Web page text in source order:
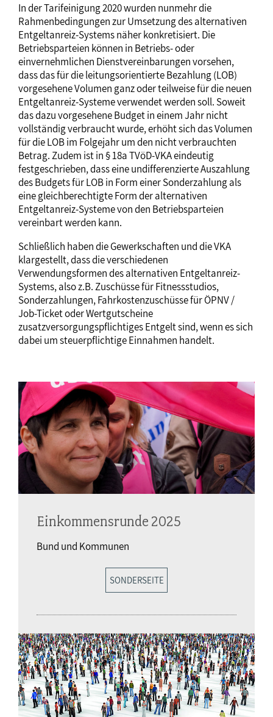
In der Tarifeinigung 2020 wurden nunmehr die
Rahmenbedingungen zur Umsetzung des alternativen
Entgeltanreiz-Systems näher konkretisiert. Die
Betriebsparteien können in Betriebs- oder
einvernehmlichen Dienstvereinbarungen vorsehen,
dass das für die leitungsorientierte Bezahlung (LOB)
vorgesehene Volumen ganz oder teilweise für die neuen
Entgeltanreiz-Systeme verwendet werden soll. Soweit
das dazu vorgesehene Budget in einem Jahr nicht
vollständig verbraucht wurde, erhöht sich das Volumen
für die LOB im Folgejahr um den nicht verbrauchten
Betrag. Zudem ist in § 18a TVöD-VKA eindeutig
festgeschrieben, dass eine undifferenzierte Auszahlung
des Budgets für LOB in Form einer Sonderzahlung als
eine gleichberechtigte Form der alternativen
Entgeltanreiz-Systeme von den Betriebsparteien
vereinbart werden kann.
Schließlich haben die Gewerkschaften und die VKA
klargestellt, dass die verschiedenen
Verwendungsformen des alternativen Entgeltanreiz-
Systems, also z.B. Zuschüsse für Fitnessstudios,
Sonderzahlungen, Fahrkostenzuschüsse für ÖPNV /
Job-Ticket oder Wertgutscheine
zusatzversorgungspflichtiges Entgelt sind, wenn es sich
dabei um steuerpflichtige Einnahmen handelt.
Einkommensrunde 2025
Bund und Kommunen
SONDERSEITE